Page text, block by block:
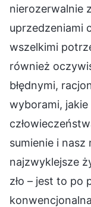
nierozerwalnie
uprzedzeniami
wszelkimi
również
błędnymi,
wyborami,
sumienie i nasz
najzwyklejsze
zło – jest to po